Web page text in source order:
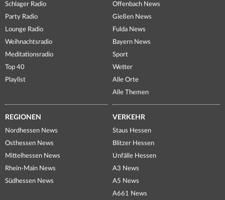
Schlager Radio
Party Radio
Lounge Radio
Weihnachtsradio
Meditationsradio
Top 40
Playlist
Offenbach News
Gießen News
Fulda News
Bayern News
Sport
Wetter
Alle Orte
Alle Themen
REGIONEN
Nordhessen News
Osthessen News
Mittelhessen News
Rhein-Main News
Südhessen News
VERKEHR
Staus Hessen
Blitzer Hessen
Unfälle Hessen
A3 News
A5 News
A661 News